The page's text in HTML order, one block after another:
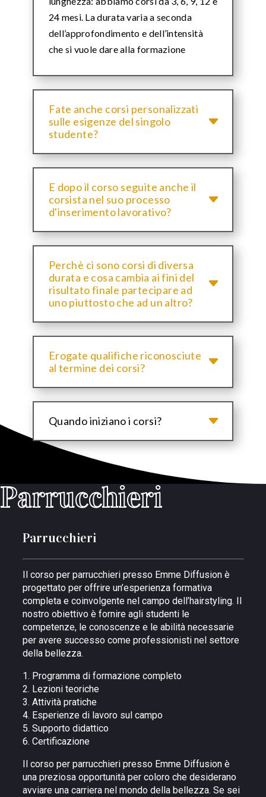
24 mesi. La durata varia a seconda
dell’approfondimento e dell’intensità
che si vuole dare alla formazione
Fate anche corsi personalizzati
sulle esigenze del singolo
studente?
E dopo il corso seguite anche il
corsista nel suo processo
d'inserimento lavorativo?
Perchè ci sono corsi di diversa
durata e cosa cambia ai fini del
risultato finale partecipare ad
uno piuttosto che ad un altro?
Erogate qualifiche riconosciute
al termine dei corsi?
Quando iniziano i corsi?
Parrucchieri
Parrucchieri
Il corso per parrucchieri presso Emme Diffusion è
progettato per offrire un’esperienza formativa
completa e coinvolgente nel campo dell’hairstyling. Il
nostro obiettivo è fornire agli studenti le
competenze, le conoscenze e le abilità necessarie
per avere successo come professionisti nel settore
della bellezza.
1. Programma di formazione completo
2. Lezioni teoriche
3. Attività pratiche
4. Esperienze di lavoro sul campo
5. Supporto didattico
6. Certificazione
Il corso per parrucchieri presso Emme Diffusion è
una preziosa opportunità per coloro che desiderano
avviare una carriera nel mondo della bellezza. Se sei